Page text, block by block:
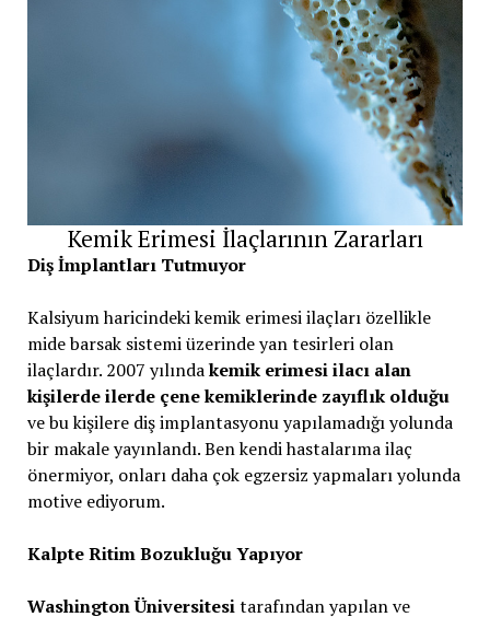
Kemik Erimesi İlaçlarının Zararları
Diş İmplantları Tutmuyor
Kalsiyum haricindeki kemik erimesi ilaçları özellikle
mide barsak sistemi üzerinde yan tesirleri olan
ilaçlardır. 2007 yılındakemik erimesi ilacı alan
kişilerde ilerde çene kemiklerinde zayıflık olduğu
ve bu kişilere diş implantasyonu yapılamadığı yolunda
bir makale yayınlandı. Ben kendi hastalarıma ilaç
önermiyor, onları daha çok egzersiz yapmaları yolunda
motive ediyorum.
Kalpte Ritim Bozukluğu Yapıyor
Washington Üniversitesitarafından yapılan ve